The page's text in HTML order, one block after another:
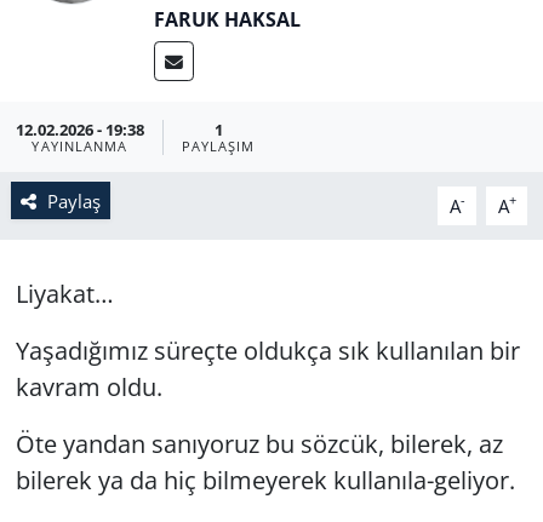
FARUK HAKSAL
12.02.2026 - 19:38
YAYINLANMA
1
PAYLAŞIM
Paylaş A- A+
Liyakat…
Yaşadığımız süreçte oldukça sık kullanılan bir
kavram oldu.
Öte yandan sanıyoruz bu sözcük, bilerek, az
bilerek ya da hiç bilmeyerek kullanıla-geliyor.